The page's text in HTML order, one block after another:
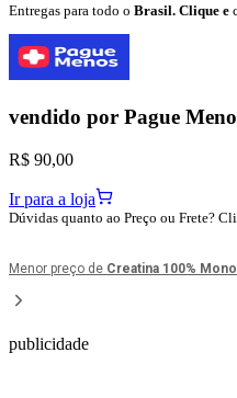
Entregas para todo o Brasil. Clique e
vendido por Pague
R$ 90,00
Ir para a loja
Dúvidas quanto ao Preço ou Frete?
Menor preço de Creatina 100%
publicidade